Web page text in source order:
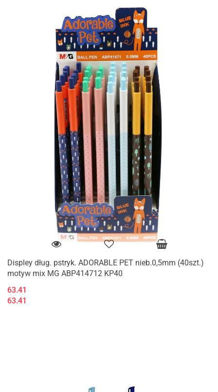
Displey dług. pstryk. ADORABLE PET nieb.0,5mm (40szt.)
motyw mix MG ABP414712 KP40
63.41
63.41